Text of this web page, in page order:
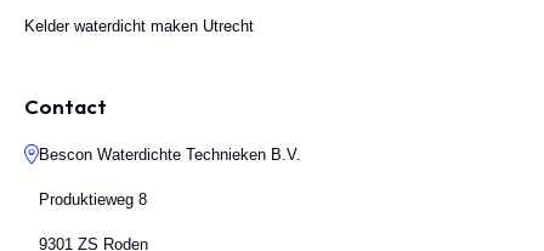
Kelder waterdicht maken Utrecht
Contact
Bescon Waterdichte Technieken B.V.
Produktieweg 8
9301 ZS Roden